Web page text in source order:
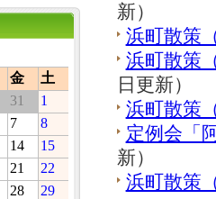
新）
浜町散策
浜町散策
日更新）
浜町散策
定例会「
新）
浜町散策
金
土
31
1
7
8
14
15
21
22
28
29